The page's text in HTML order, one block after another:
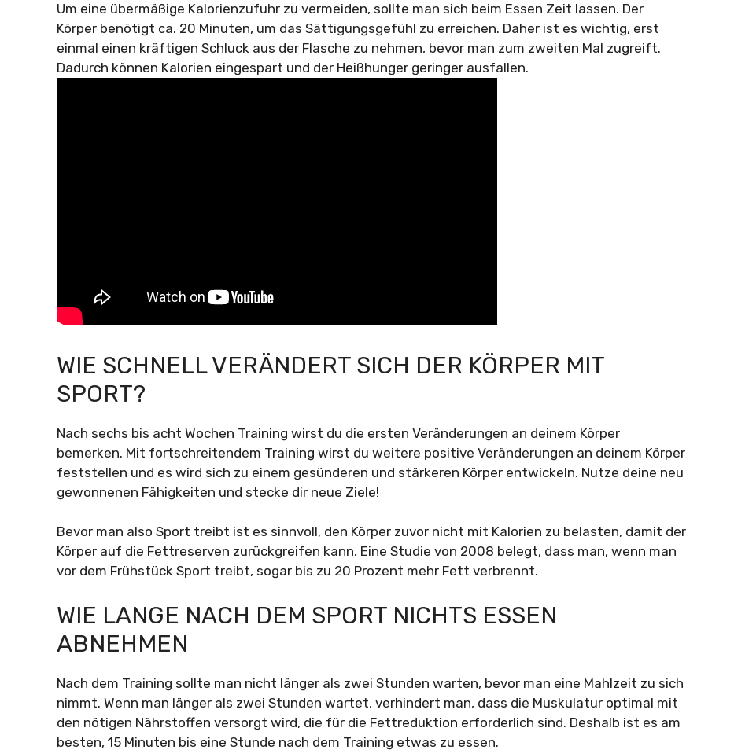
Um eine übermäßige Kalorienzufuhr zu vermeiden, sollte man sich beim Essen Zeit lassen. Der
Körper benötigt ca. 20 Minuten, um das Sättigungsgefühl zu erreichen. Daher ist es wichtig, erst
einmal einen kräftigen Schluck aus der Flasche zu nehmen, bevor man zum zweiten Mal zugreift.
Dadurch können Kalorien eingespart und der Heißhunger geringer ausfallen.
WIE SCHNELL VERÄNDERT SICH DER KÖRPER MIT
SPORT?
Nach sechs bis acht Wochen Training wirst du die ersten Veränderungen an deinem Körper
bemerken. Mit fortschreitendem Training wirst du weitere positive Veränderungen an deinem Körper
feststellen und es wird sich zu einem gesünderen und stärkeren Körper entwickeln. Nutze deine neu
gewonnenen Fähigkeiten und stecke dir neue Ziele!
Bevor man also Sport treibt ist es sinnvoll, den Körper zuvor nicht mit Kalorien zu belasten, damit der
Körper auf die Fettreserven zurückgreifen kann. Eine Studie von 2008 belegt, dass man, wenn man
vor dem Frühstück Sport treibt, sogar bis zu 20 Prozent mehr Fett verbrennt.
WIE LANGE NACH DEM SPORT NICHTS ESSEN
ABNEHMEN
Nach dem Training sollte man nicht länger als zwei Stunden warten, bevor man eine Mahlzeit zu sich
nimmt. Wenn man länger als zwei Stunden wartet, verhindert man, dass die Muskulatur optimal mit
den nötigen Nährstoffen versorgt wird, die für die Fettreduktion erforderlich sind. Deshalb ist es am
besten, 15 Minuten bis eine Stunde nach dem Training etwas zu essen.